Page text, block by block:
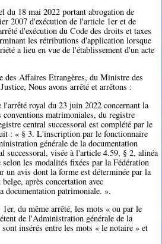
du 18 mai 2022 portant abrogation de
2007 d'exécution de l'article 1er et de
d'exécution du Code des droits et taxes
les rétributions d'application lorsque
a lieu en vue de l'établissement d'un acte
Affaires Etrangères, du Ministre des
Nous avons arrêté et arrêtons :
royal du 23 juin 2022 concernant la
conventions matrimoniales, du registre
central successoral est complété par le
: « § 3. L'inscription par le fonctionnaire
générale de la documentation
successoral, visée à l'article 4.59, § 2, alinéa
les modalités fixées par la Fédération
un avis dont la forme est déterminée par la
après concertation avec
documentation patrimoniale. ».
du même arrêté, les mots « ou par le
de l'Administration générale de la
insérés entre les mots « le notaire » et